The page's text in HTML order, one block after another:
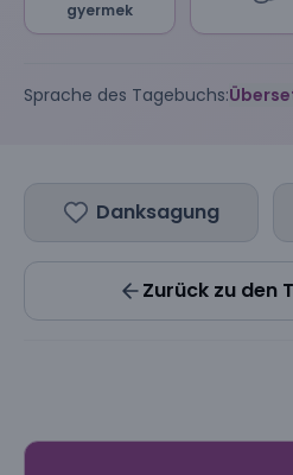
gyermek
Sprache des Tagebuchs:
Danksagung
Zurück zu den